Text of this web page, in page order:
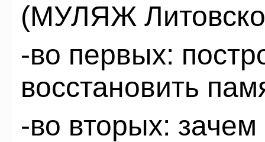
(МУЛЯЖ
-во первых:
восстановить
-во вторых: